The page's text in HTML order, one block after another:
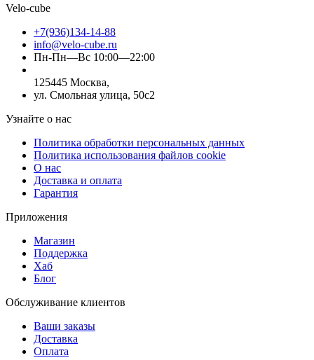
Velo-cube
+7(936)134-14-88
info@velo-cube.ru
Пн-Пн—Вс 10:00—22:00
125445 Москва,
ул. Смольная улица, 50с2
Узнайте о нас
Политика обработки персональных данных
Политика использования файлов cookie
О нас
Доставка и оплата
Гарантия
Приложения
Магазин
Поддержка
Хаб
Блог
Обслуживание клиентов
Ваши заказы
Доставка
Оплата